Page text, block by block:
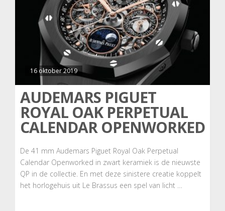
16 oktober 2019
AUDEMARS PIGUET
ROYAL OAK PERPETUAL
CALENDAR OPENWORKED
De 41 mm Audemars Piguet Royal Oak Perpetual
Calendar Openworked in zwart keramiek is de nieuwste
QP in de collectie. En met deze sinistere creatie koppelt
het horlogehuis uit Le Brassus een spel van licht …